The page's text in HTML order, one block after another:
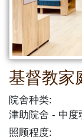
基督教家
院舍种类:
津助院舍
中度
照顾程度: